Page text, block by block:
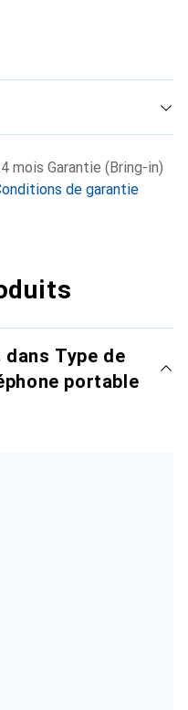
mois Garantie (Bring-in)
de garantie
Type de
portable